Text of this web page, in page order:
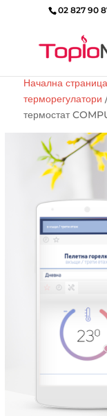
02 827 90
search
Начална страница
терморегулатори
термостат